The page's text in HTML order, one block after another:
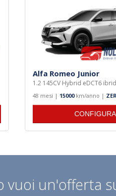
Alfa Romeo Junior
1.2 145CV Hybrid eDCT6
48 mesi | 15000km/anno |
CONFIGURA
un'offerta